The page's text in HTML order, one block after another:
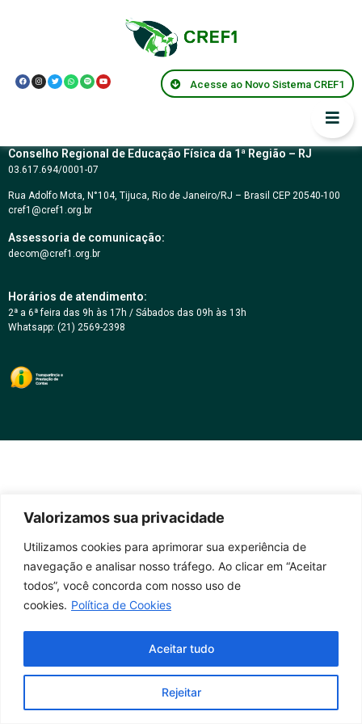
Valorizamos sua privacidade
Utilizamos cookies para aprimorar sua experiência de
navegação e analisar nosso tráfego. Ao clicar em “Aceitar
todos”, você concorda com nosso uso de
cookies. Política de Cookies
Rejeitar
Aceitar tudo
Acesse ao Novo Sistema CREF1
Resolução CREF1
016/2001
Conselho Regional de Educação Física da 1ª Região – RJ
03.617.694/0001-07
Rua Adolfo Mota, N°104, Tijuca, Rio de Janeiro/RJ – Brasil CEP 20540-100
cref1@cref1.org.br
Assessoria de comunicação:
decom@cref1.org.br
Horários de atendimento:
2ª a 6ª feira das 9h às 17h / Sábados das 09h às 13h
Whatsapp: (21) 2569-2398